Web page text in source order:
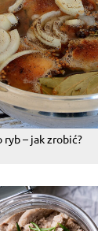
– jak zrobić?